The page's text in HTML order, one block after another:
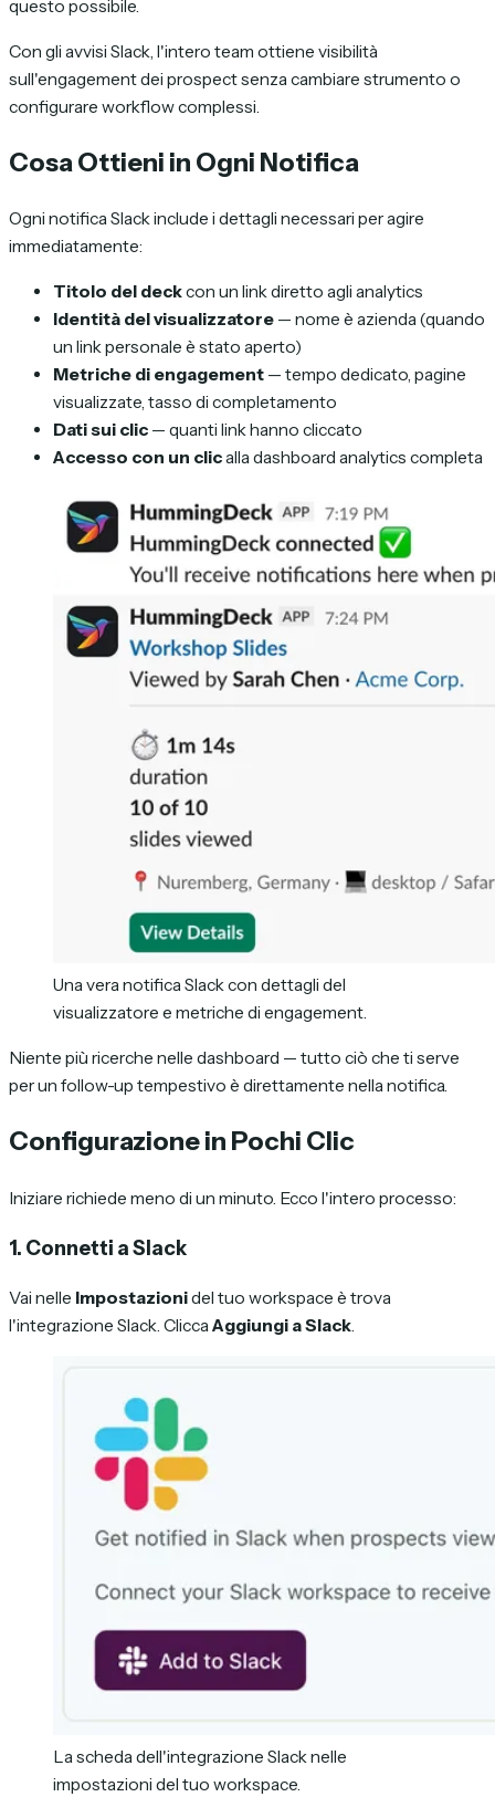
questo possibile.
Con gli avvisi Slack, l'intero team ottiene visibilità
sull'engagement dei prospect senza cambiare strumento o
configurare workflow complessi.
Cosa Ottieni in Ogni Notifica
Ogni notifica Slack include i dettagli necessari per agire
immediatamente:
Titolo del deckcon un link diretto agli analytics
Identità del visualizzatore — nome è azienda (quando
un link personale è stato aperto)
Metriche di engagement — tempo dedicato, pagine
visualizzate, tasso di completamento
Dati sui clic — quanti link hanno cliccato
Accesso con un clicalla dashboard analytics completa
Una vera notifica Slack con dettagli del
visualizzatore e metriche di engagement.
Niente più ricerche nelle dashboard — tutto ciò che ti serve
per un follow-up tempestivo è direttamente nella notifica.
Configurazione in Pochi Clic
Iniziare richiede meno di un minuto. Ecco l'intero processo:
1. Connetti a Slack
Vai nelle Impostazionidel tuo workspace è trova
l'integrazione Slack. CliccaAggiungi a Slack.
La scheda dell'integrazione Slack nelle
impostazioni del tuo workspace.